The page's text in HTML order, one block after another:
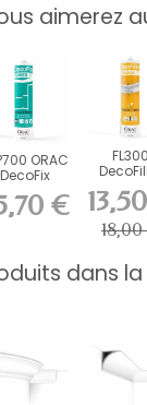
aimerez
ORAC
DecoFix
290 ml
€
FL300
dans